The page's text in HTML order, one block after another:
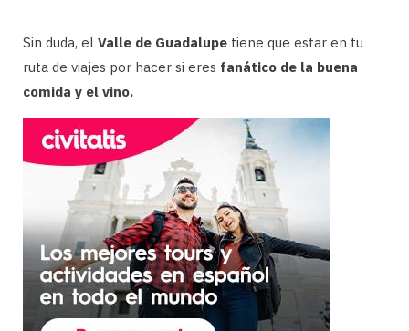
Sin duda, el Valle de Guadalupe tiene que estar en tu
ruta de viajes por hacer si eres fanático de la buena
comida y el vino.